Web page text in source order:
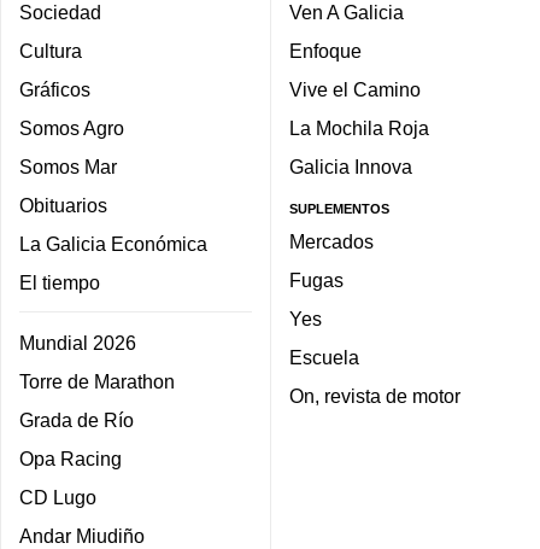
Sociedad
Cultura
Gráficos
Somos Agro
Somos Mar
Obituarios
La Galicia Económica
El tiempo
Mundial 2026
Torre de Marathon
Grada de Río
Opa Racing
CD Lugo
Andar Miudiño
Ven A Galicia
Enfoque
Vive el Camino
La Mochila Roja
Galicia Innova
SUPLEMENTOS
Mercados
Fugas
Yes
Escuela
On, revista de motor